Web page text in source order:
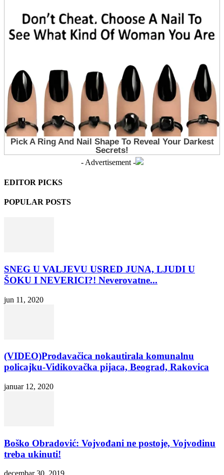
- Advertisement -
EDITOR PICKS
POPULAR POSTS
SNEG U VALJEVU USRED JUNA, LJUDI U
ŠOKU I NEVERICI?! Neverovatne...
jun 11, 2020
(VIDEO)Prodavačica nokautirala komunalnu
policajku-Vidikovačka pijaca, Beograd, Rakovica
januar 12, 2020
Boško Obradović: Vojvođani ne postoje, Vojvodinu
treba ukinuti!